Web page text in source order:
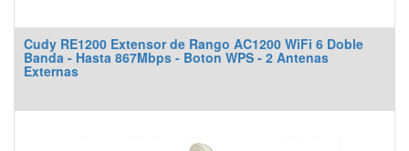
Cudy RE1200 Extensor de Rango AC1200 WiFi 6 Doble
Banda - Hasta 867Mbps - Boton WPS - 2 Antenas
Externas